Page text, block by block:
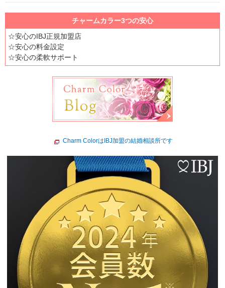
チャームカラー3つの安心
☆安心のIBJ正規加盟店
☆安心の料金設定
☆安心の柔軟サポート
Charm ColorはIBJ加盟の結婚相談所です